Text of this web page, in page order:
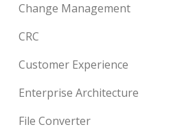
Change Management
CRC
Customer Experience
Enterprise Architecture
File Converter